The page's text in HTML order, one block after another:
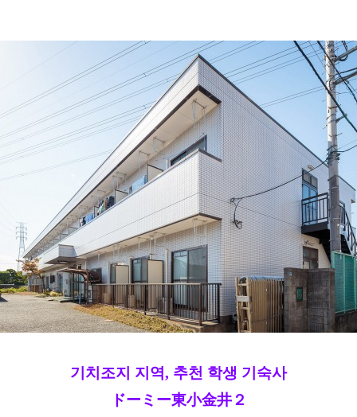
기치조지 지역, 추천 학생 기숙사
ドーミー東小金井２